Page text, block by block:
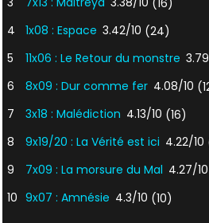
4
1x08 : Espace 3.42/10 (24)
5
11x06 : Le Retour du monstre
6
8x09 : Dur comme fer 4.08/10
7
3x18 : Malédiction 4.13/10 (16)
8
9x19/20 : La Vérité est ici 4.22/10
9
7x09 : La morsure du Mal 4.27/10
10 9x07 : Amnésie 4.3/10 (10)